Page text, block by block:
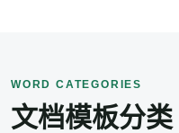
WORD CATEGORIES
文档模板分类